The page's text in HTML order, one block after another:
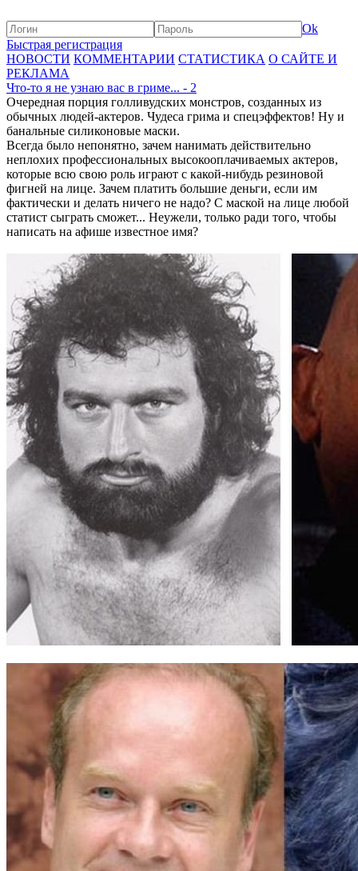
Ok
Быстрая регистрация
НОВОСТИ КОММЕНТАРИИ СТАТИСТИКА О САЙТЕ И
РЕКЛАМА
Что-то я не узнаю вас в гриме... - 2
Очередная порция голливудских монстров, созданных из
обычных людей-актеров. Чудеса грима и спецэффектов! Ну и
банальные силиконовые маски.
Всегда было непонятно, зачем нанимать действительно
неплохих профессиональных высокооплачиваемых актеров,
которые всю свою роль играют с какой-нибудь резиновой
фигней на лице. Зачем платить большие деньги, если им
фактически и делать ничего не надо? С маской на лице любой
статист сыграть сможет... Неужели, только ради того, чтобы
написать на афише известное имя?